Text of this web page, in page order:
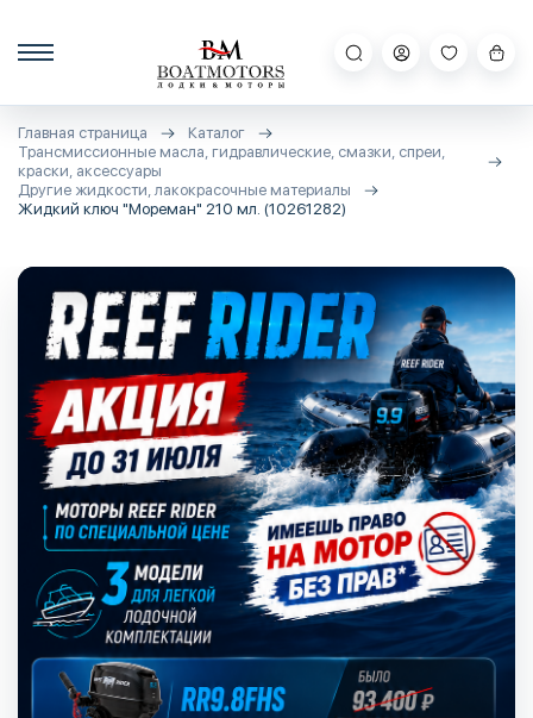
Главная страница
Каталог
Трансмиссионные масла, гидравлические, смазки, спреи,
краски, аксессуары
Другие жидкости, лакокрасочные материалы
Жидкий ключ "Мореман" 210 мл. (10261282)